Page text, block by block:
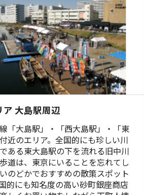
ア 大島駅周辺
「大島駅」・「西大島駅」・「東
近のエリア。全国的にも珍しい川
ある東大島駅の下を流れる旧中川
道は、東京にいることを忘れてし
のどかでおすすめの散策スポット
的にも知名度の高い砂町銀座商店